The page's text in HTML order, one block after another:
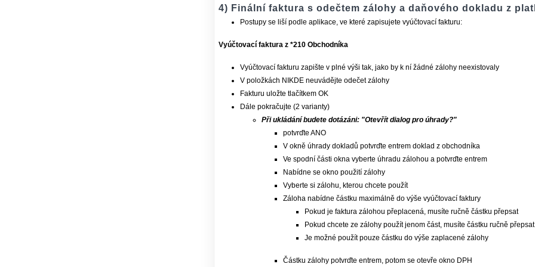
4) Finální faktura s odečtem zálohy a daňového dokladu z
Postupy se liší podle aplikace, ve které zapisujete vyúčtovací fakturu:
Vyúčtovací faktura z *210 Obchodníka
Vyúčtovací fakturu zapište v plné výši tak, jako by k ní žádné zálohy neexistovaly
V položkách NIKDE neuvádějte odečet zálohy
Fakturu uložte tlačítkem OK
Dále pokračujte (2 varianty)
Při ukládání budete dotázáni: "Otevřít dialog pro úhrady?"
potvrďte ANO
V okně úhrady dokladů potvrďte entrem doklad z obchodníka
Ve spodní části okna vyberte úhradu zálohou a potvrďte entrem
Nabídne se okno použití zálohy
Vyberte si zálohu, kterou chcete použít
Záloha nabídne částku maximálně do výše vyúčtovací faktury
Pokud je faktura zálohou přeplacená, musíte ručně částku přepsat
Pokud chcete ze zálohy použít jenom část, musíte částku ručně přepsat
Je možné použít pouze částku do výše zaplacené zálohy
Částku zálohy potvrďte entrem, potom se otevře okno DPH